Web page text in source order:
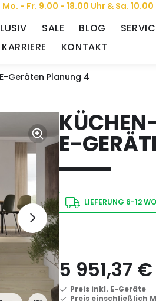
- Fr. 9.00 - 18.00 Uhr & Sa. 10.00
SALE BLOG
KARRIERE
KONTAKT
Geräten Planung 4
E-
LIEFERUNG 6-12
5 951,37 €
Preis inkl. E-Geräte
Preis einschließlich